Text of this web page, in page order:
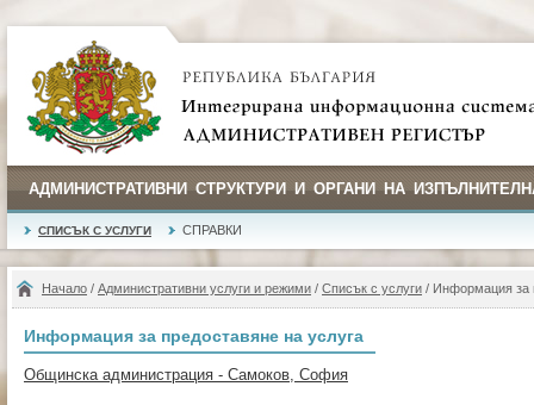
АДМИНИСТРАТИВНИ СТРУКТУРИ И ОРГАНИ НА
СПИСЪК С УСЛУГИ СПРАВКИ
Начало / Административни услуги и режими / Списък с услуги / Информация за
Информация за предоставяне на услуга
Общинска администрация - Самоков, София